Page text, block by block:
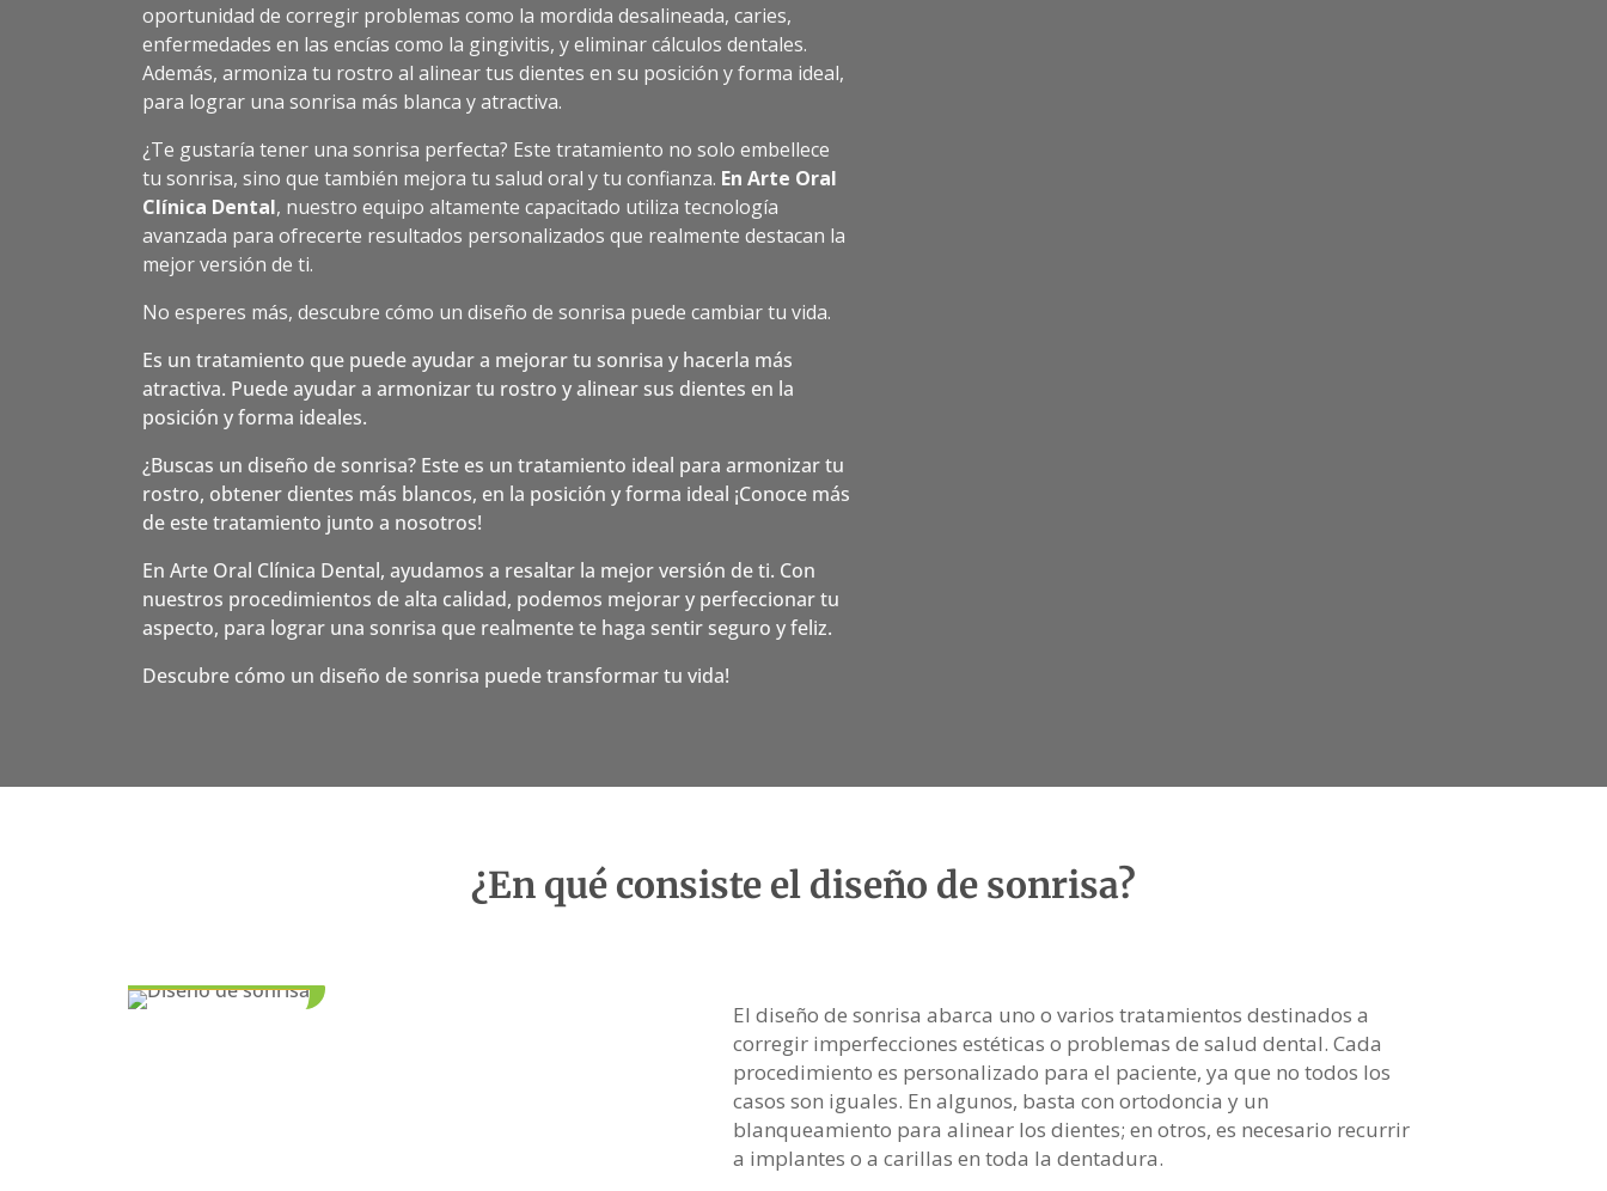
oportunidad de corregir problemas como la mordida desalineada, caries,
enfermedades en las encías como la gingivitis, y eliminar cálculos dentales.
Además, armoniza tu rostro al alinear tus dientes en su posición y forma ideal,
para lograr una sonrisa más blanca y atractiva.
¿Te gustaría tener una sonrisa perfecta? Este tratamiento no solo embellece
tu sonrisa, sino que también mejora tu salud oral y tu confianza. En Arte Oral
Clínica Dental, nuestro equipo altamente capacitado utiliza tecnología
avanzada para ofrecerte resultados personalizados que realmente destacan la
mejor versión de ti.
No esperes más, descubre cómo un diseño de sonrisa puede cambiar tu vida.
Es un tratamiento que puede ayudar a mejorar tu sonrisa y hacerla más
atractiva. Puede ayudar a armonizar tu rostro y alinear sus dientes en la
posición y forma ideales.
¿Buscas un diseño de sonrisa? Este es un tratamiento ideal para armonizar tu
rostro, obtener dientes más blancos, en la posición y forma ideal ¡Conoce más
de este tratamiento junto a nosotros!
En Arte Oral Clínica Dental, ayudamos a resaltar la mejor versión de ti. Con
nuestros procedimientos de alta calidad, podemos mejorar y perfeccionar tu
aspecto, para lograr una sonrisa que realmente te haga sentir seguro y feliz.
Descubre cómo un diseño de sonrisa puede transformar tu vida!
¿En qué consiste el diseño de sonrisa?
El diseño de sonrisa abarca uno o varios tratamientos destinados a
corregir imperfecciones estéticas o problemas de salud dental. Cada
procedimiento es personalizado para el paciente, ya que no todos los
casos son iguales. En algunos, basta con ortodoncia y un
blanqueamiento para alinear los dientes; en otros, es necesario recurrir
a implantes o a carillas en toda la dentadura.